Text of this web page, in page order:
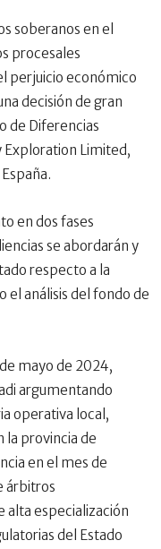
soberanos en el
procesales
perjuicio económico
decisión de gran
de Diferencias
Exploration Limited,
en dos fases
se abordarán y
respecto a la
el análisis del fondo de
mayo de 2024,
argumentando
operativa local,
la provincia de
en el mes de
árbitros
alta especialización
del Estado